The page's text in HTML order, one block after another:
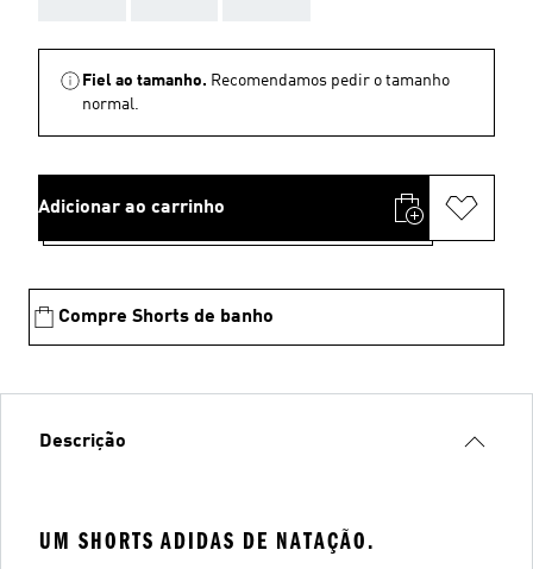
Fiel ao tamanho. Recomendamos pedir o tamanho
normal.
Adicionar ao carrinho
Compre Shorts de banho
Descrição
UM SHORTS ADIDAS DE NATAÇÃO.